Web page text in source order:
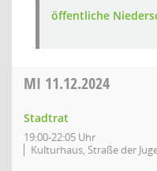
öffentliche
MI 11.12.2024
Stadtrat
19:00-22:05 Uhr
Kulturhaus, Straße der